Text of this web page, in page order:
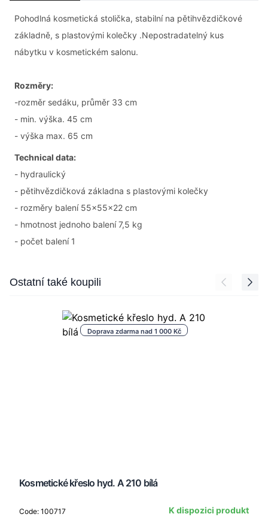
Pohodlná kosmetická stolička, stabilní na pětihvězdičkové
základně, s plastovými kolečky .Nepostradatelný kus
nábytku v kosmetickém salonu.
Rozměry:
-rozměr sedáku, průměr 33 cm
- min. výška. 45 cm
- výška max. 65 cm
Technical data:
- hydraulický
- pětihvězdičková základna s plastovými kolečky
- rozměry balení 55x55x22 cm
- hmotnost jednoho balení 7,5 kg
- počet balení 1
Press to skip carousel
Ostatní také koupili
Doprava zdarma nad 1 000 Kč
Kosmetické křeslo hyd. A 210 bílá
Code: 100717
K dispozici produkt